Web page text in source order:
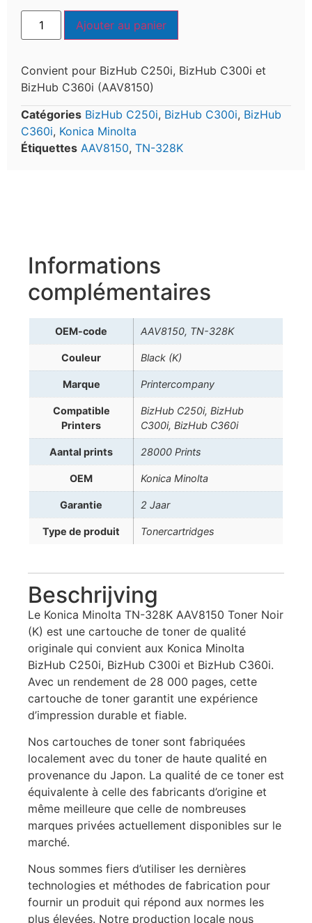
Ajouter au panier
Convient pour BizHub C250i, BizHub C300i et
BizHub C360i (AAV8150)
Catégories BizHub C250i, BizHub C300i, BizHub
C360i, Konica Minolta
Étiquettes AAV8150, TN-328K
Informations
complémentaires
OEM-code AAV8150, TN-328K
Couleur Black (K)
Marque Printercompany
Compatible
Printers
BizHub C250i, BizHub
C300i, BizHub C360i
Aantal prints 28000 Prints
OEM Konica Minolta
Garantie 2 Jaar
Type de produit Tonercartridges
Beschrijving
Le Konica Minolta TN-328K AAV8150 Toner Noir
(K) est une cartouche de toner de qualité
originale qui convient aux Konica Minolta
BizHub C250i, BizHub C300i et BizHub C360i.
Avec un rendement de 28 000 pages, cette
cartouche de toner garantit une expérience
d’impression durable et fiable.
Nos cartouches de toner sont fabriquées
localement avec du toner de haute qualité en
provenance du Japon. La qualité de ce toner est
équivalente à celle des fabricants d’origine et
même meilleure que celle de nombreuses
marques privées actuellement disponibles sur le
marché.
Nous sommes fiers d’utiliser les dernières
technologies et méthodes de fabrication pour
fournir un produit qui répond aux normes les
plus élevées. Notre production locale nous